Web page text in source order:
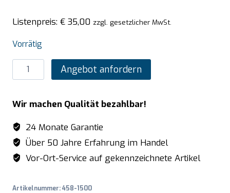
Listenpreis: € 35,00 zzgl. gesetzlicher MwSt.
Vorrätig
SARO
1/6
Gewürzschütte
mit
Griff
Modell
ESTELA
Angebot anfordern
Wir machen Qualität bezahlbar!
24 Monate Garantie
Über 50 Jahre Erfahrung im Handel
Vor-Ort-Service auf gekennzeichnete Artikel
Artikelnummer:458-1500